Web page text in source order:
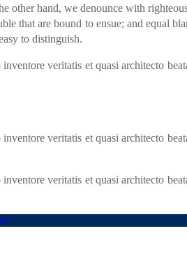
other hand, we denounce with
that are bound to ensue; and equal
to distinguish.
veritatis et quasi architecto
veritatis et quasi architecto
veritatis et quasi architecto